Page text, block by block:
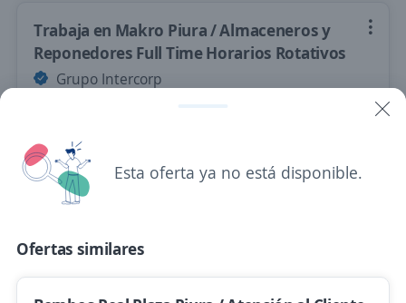
Trabaja en Makro Piura / Almaceneros y
Reponedores Full Time Horarios Rotativos
Grupo Intercorp
Se precisa Urgente
Anfitrión de estacionamiento en Real Plaza
Piura
Esta oferta ya no está disponible.
Ofertas similares